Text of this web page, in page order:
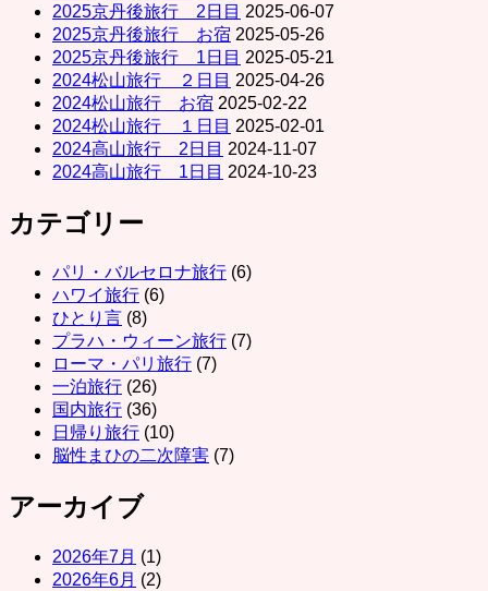
2025京丹後旅行 2日目 2025-06-07
2025京丹後旅行 お宿 2025-05-26
2025京丹後旅行 1日目 2025-05-21
2024松山旅行 ２日目 2025-04-26
2024松山旅行 お宿 2025-02-22
2024松山旅行 １日目 2025-02-01
2024高山旅行 2日目 2024-11-07
2024高山旅行 1日目 2024-10-23
カテゴリー
パリ・バルセロナ旅行 (6)
ハワイ旅行 (6)
ひとり言 (8)
プラハ・ウィーン旅行 (7)
ローマ・パリ旅行 (7)
一泊旅行 (26)
国内旅行 (36)
日帰り旅行 (10)
脳性まひの二次障害 (7)
アーカイブ
2026年7月 (1)
2026年6月 (2)